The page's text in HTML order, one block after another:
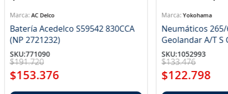
AC Delco
Batería Acedelco S59542 830CCA
(NP 2721232)
SKU:771090
$191.720
$153.376
Yokohama
Neumáticos 265/
SKU:1052993
$133.476
$122.798